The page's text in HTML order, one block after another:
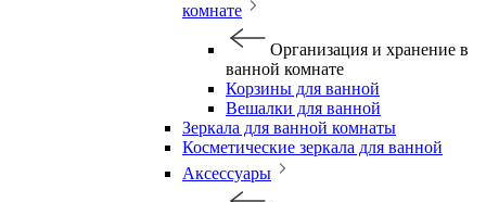
комнате
Организация и хранение в
ванной комнате
Корзины для ванной
Вешалки для ванной
Зеркала для ванной комнаты
Косметические зеркала для ванной
Аксессуары